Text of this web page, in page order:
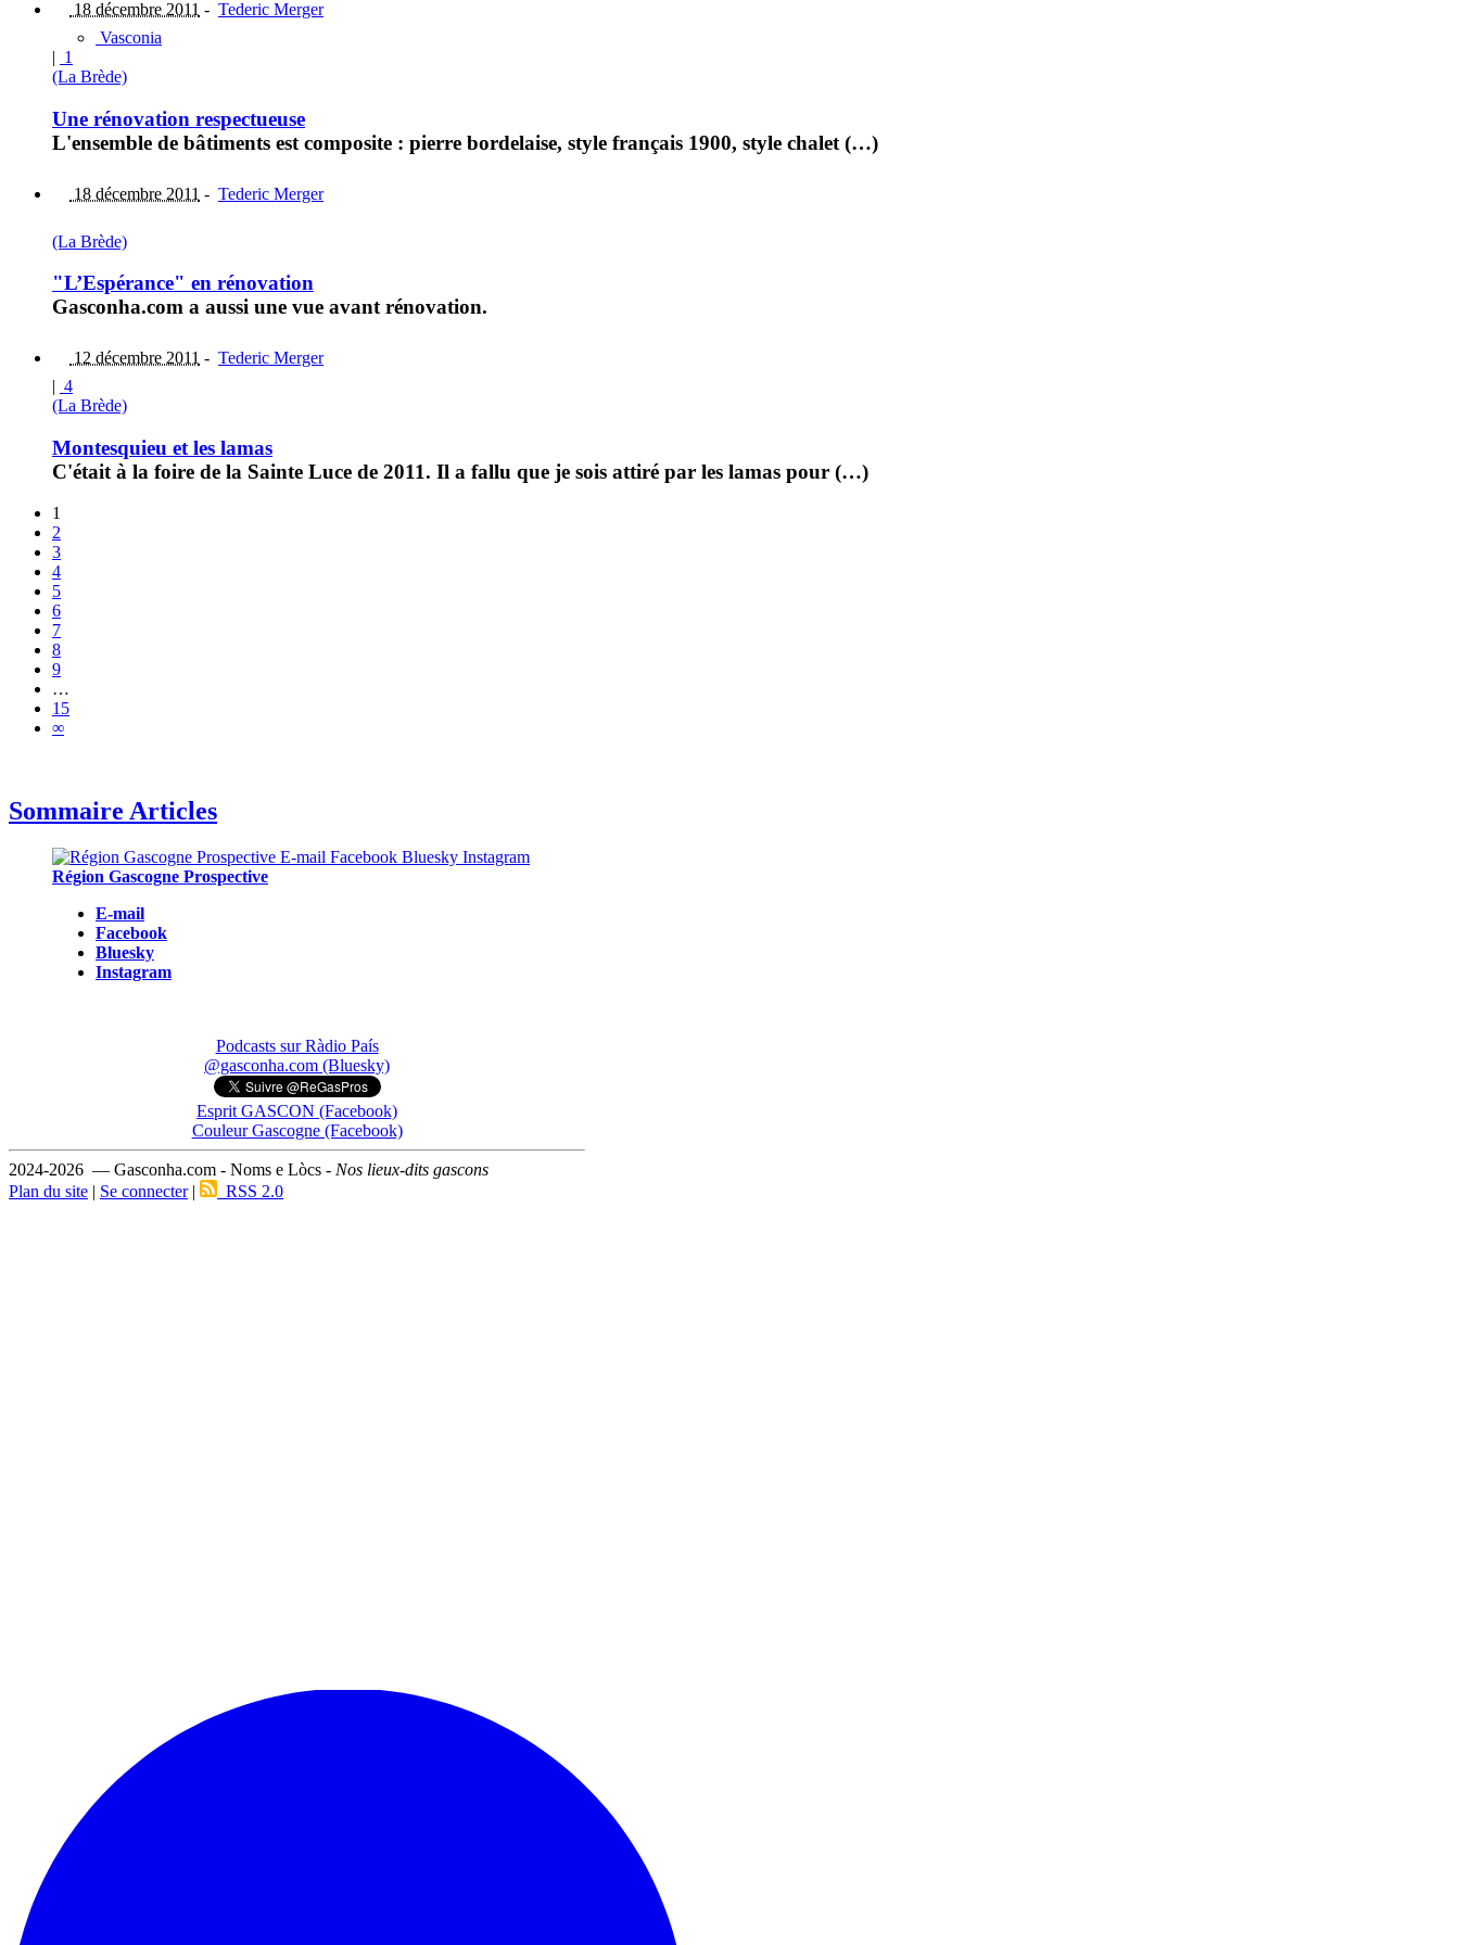
18 décembre 2011 - Tederic Merger
Vasconia
| 1
(La Brède)
Une rénovation respectueuse
L'ensemble de bâtiments est composite : pierre bordelaise, style français 1900, style chalet (…)
18 décembre 2011 - Tederic Merger
(La Brède)
"L’Espérance" en rénovation
Gasconha.com a aussi une vue avant rénovation.
12 décembre 2011 - Tederic Merger
| 4
(La Brède)
Montesquieu et les lamas
C'était à la foire de la Sainte Luce de 2011. Il a fallu que je sois attiré par les lamas pour (…)
1
2
3
4
5
6
7
8
9
…
15
∞
Sommaire Articles
Région Gascogne Prospective
E-mail
Facebook
Bluesky
Instagram
Podcasts sur Ràdio País
@gasconha.com (Bluesky)
Esprit GASCON (Facebook)
Couleur Gascogne (Facebook)
2024-2026 — Gasconha.com - Noms e Lòcs - Nos lieux-dits gascons
Plan du site | Se connecter| RSS 2.0